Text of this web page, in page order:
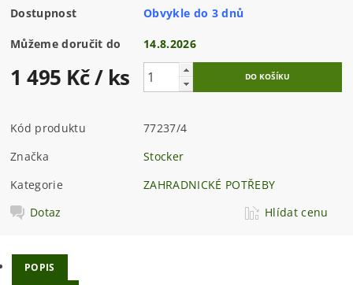
Dostupnost Obvykle do 3 dnů
Můžeme doručit do 14.8.2026
1 495 Kč/ ks
Kód produktu
77237/4
Značka
Stocker
Kategorie
ZAHRADNICKÉ POTŘEBY
Dotaz
Hlídat cenu
POPIS